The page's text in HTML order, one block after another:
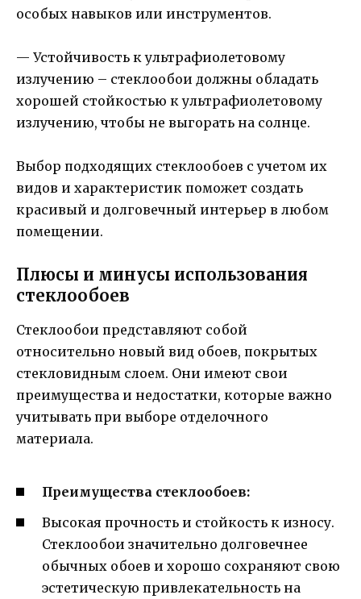
особых навыков или инструментов.
— Устойчивость к ультрафиолетовому
излучению – стеклообои должны обладать
хорошей стойкостью к ультрафиолетовому
излучению, чтобы не выгорать на солнце.
Выбор подходящих стеклообоев с учетом их
видов и характеристик поможет создать
красивый и долговечный интерьер в любом
помещении.
Плюсы и минусы использования
стеклообоев
Стеклообои представляют собой
относительно новый вид обоев, покрытых
стекловидным слоем. Они имеют свои
преимущества и недостатки, которые важно
учитывать при выборе отделочного
материала.
Преимущества стеклообоев:
Высокая прочность и стойкость к износу.
Стеклообои значительно долговечнее
обычных обоев и хорошо сохраняют свою
эстетическую привлекательность на